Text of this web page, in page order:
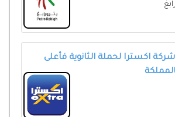
اكسترا لحملة الثانوية فأعلى